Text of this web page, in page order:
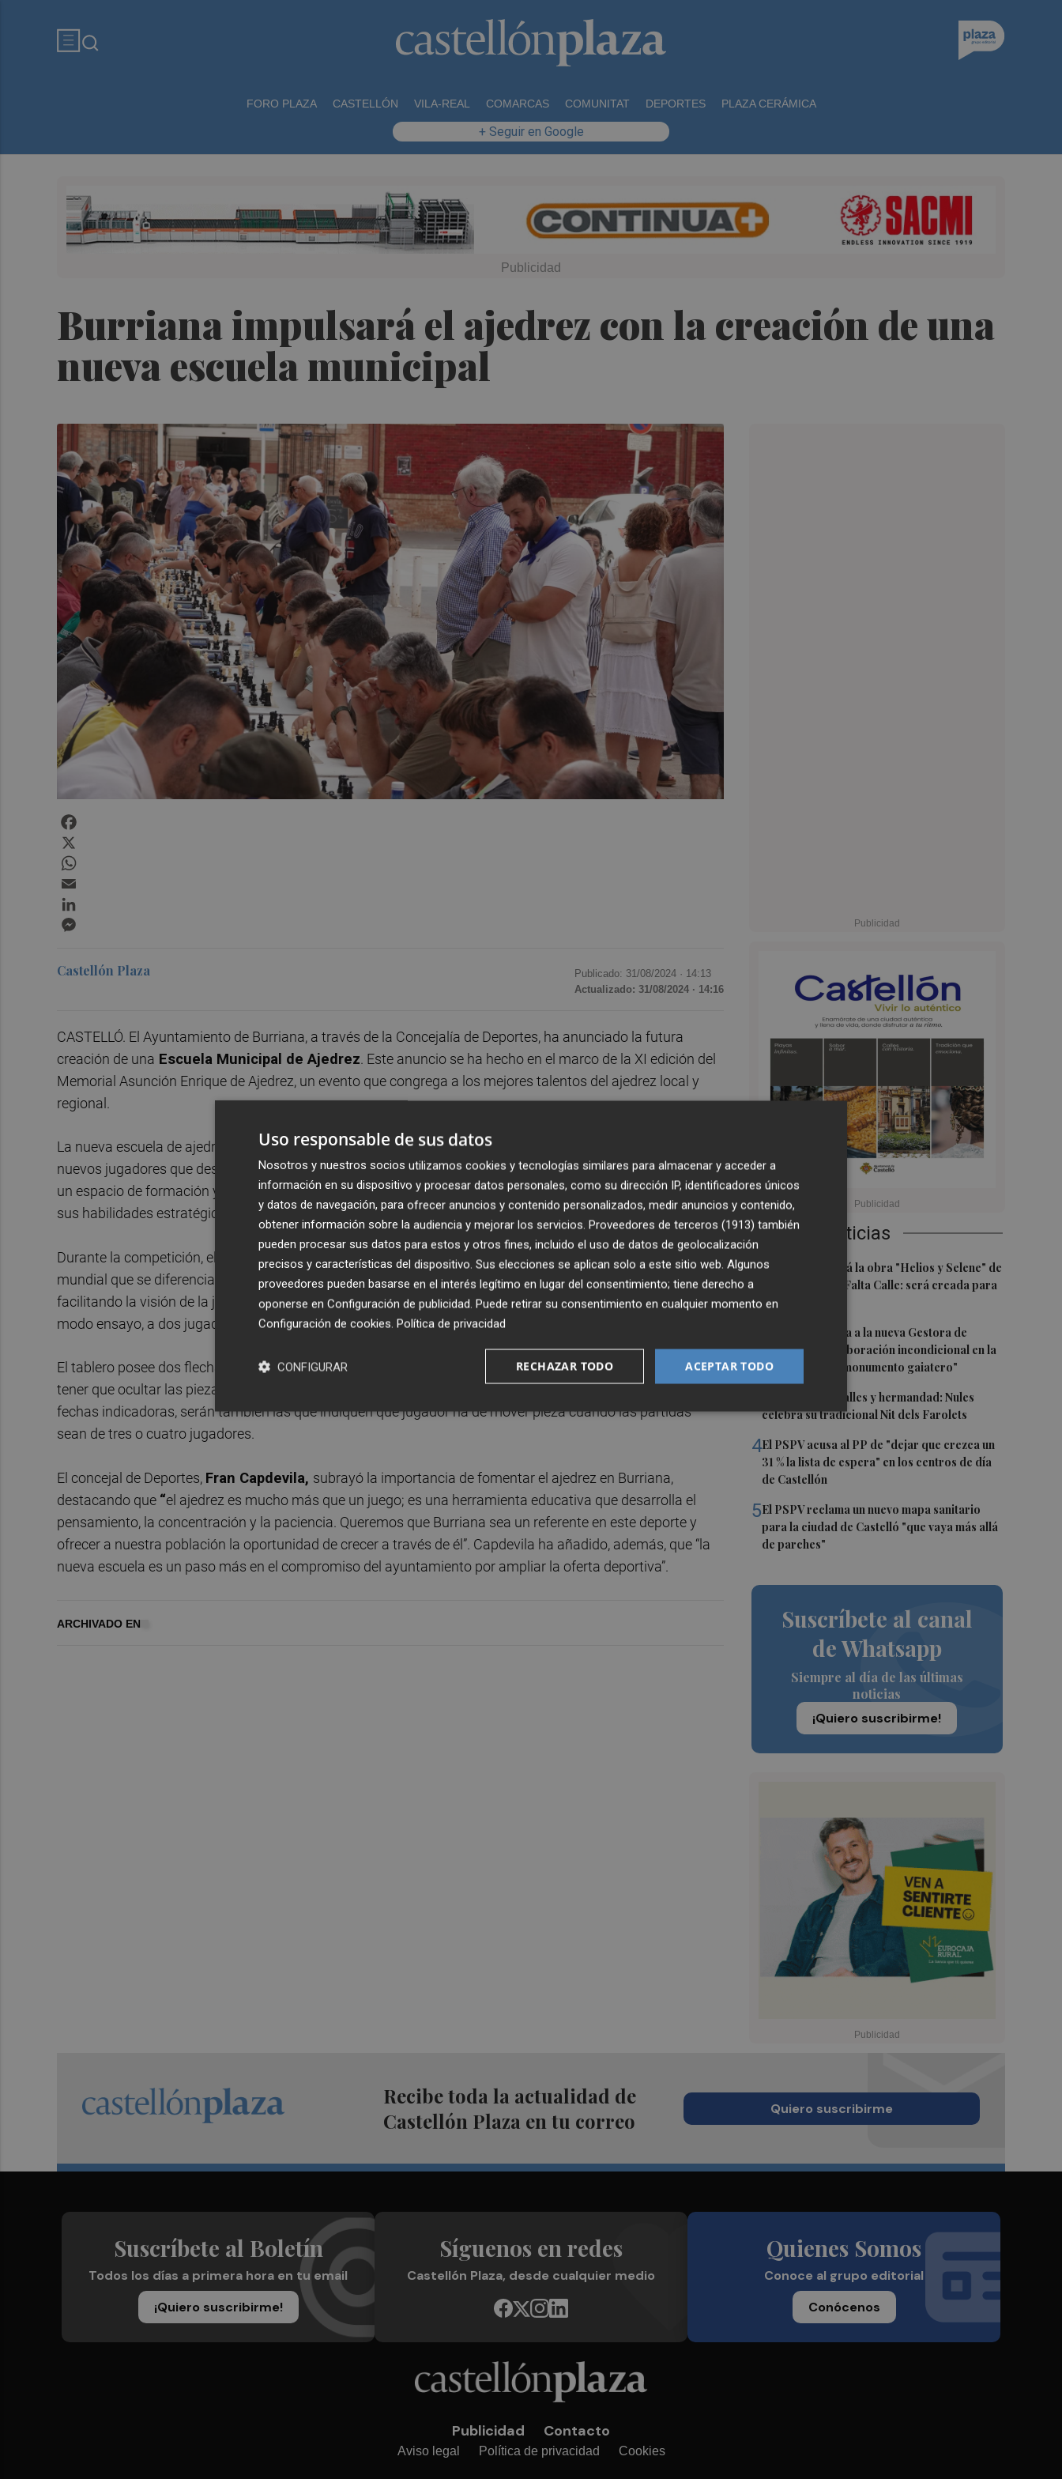
FORO PLAZA CASTELLÓN VILA-REAL COMARCAS COMUNITAT DEPORTES PLAZA CERÁMICA
+ Seguir en Google
Burriana impulsará el ajedrez con la creación de una
nueva escuela municipal
Últimas Noticias
1Castelló acogerá la obra "Helios y Selene" de
la compañía Te Falta Calle: será creada para
el eclipse
Castelló traslada a la nueva Gestora de
Gaiates su "colaboración incondicional en la
promoción del monumento gaiatero"
Talleres, pasacalles y hermandad: Nules
celebra su tradicional Nit dels Farolets
4El PSPV acusa al PP de "dejar que crezca un
31 % la lista de espera" en los centros de día
de Castellón
5El PSPV reclama un nuevo mapa sanitario
para la ciudad de Castelló "que vaya más allá
de parches"
Suscríbete al canal
de Whatsapp
Siempre al día de las últimas
noticias
¡Quiero suscribirme!
Castellón Plaza Publicado: 31/08/2024 · 14:13
Actualizado: 31/08/2024 · 14:16
CASTELLÓ. El Ayuntamiento de Burriana, a través de la Concejalía de Deportes, ha anunciado la futura
creación de una Escuela Municipal de Ajedrez. Este anuncio se ha hecho en el marco de la XI edición del
Memorial Asunción Enrique de Ajedrez, un evento que congrega a los mejores talentos del ajedrez local y
regional.
La nueva escuela de ajedrez tiene como objetivo no solo potenciar el talento local, sino también atraer a
nuevos jugadores que deseen adentrarse en el mundo de este deporte milenario. La escuela se convertirá en
un espacio de formación y desarrollo, donde jugadores de todas las edades podrán aprender y perfeccionar
sus habilidades estratégicas.
Durante la competición, el vecino Sebastián Torres ha presentado un tablero de ajedrez novedoso a nivel
mundial que se diferencia de un tablero estándar, por varios motivos. Es un ajedrez que permite girar 360°,
facilitando la visión de la jugada antes de realizar el siguiente movimiento. Permite jugar a un jugador en
modo ensayo, a dos jugadores en modo tradicional y también permite jugar a tres o cuatro jugadores.
El tablero posee dos flechas indicadoras, que unido al giro de 360° permite realizar el inicio de la partida sin
tener que ocultar las piezas en la mano, facilitando una salida a la vista de todos. Así como las mismas
fechas indicadoras, serán también las que indiquen que jugador ha de mover pieza cuando las partidas
sean de tres o cuatro jugadores.
El concejal de Deportes, Fran Capdevila, subrayó la importancia de fomentar el ajedrez en Burriana,
destacando que “el ajedrez es mucho más que un juego; es una herramienta educativa que desarrolla el
pensamiento, la concentración y la paciencia. Queremos que Burriana sea un referente en este deporte y
ofrecer a nuestra población la oportunidad de crecer a través de él”. Capdevila ha añadido, además, que “la
nueva escuela es un paso más en el compromiso del ayuntamiento por ampliar la oferta deportiva”.
ARCHIVADO EN
Recibe toda la actualidad de
Castellón Plaza en tu correo
Quiero suscribirme
Suscríbete al Boletín
Todos los días a primera hora en tu email
¡Quiero suscribirme!
Síguenos en redes
Castellón Plaza, desde cualquier medio
Quienes Somos
Conoce al grupo editorial
Conócenos
Publicidad Contacto
Aviso legal Política de privacidad Cookies
Uso responsable de sus datos
Nosotros y nuestros socios utilizamos cookies y tecnologías similares para almacenar y acceder a
información en su dispositivo y procesar datos personales, como su dirección IP, identificadores únicos
y datos de navegación, para ofrecer anuncios y contenido personalizados, medir anuncios y contenido,
obtener información sobre la audiencia y mejorar los servicios. Proveedores de terceros (1913) también
pueden procesar sus datos para estos y otros fines, incluido el uso de datos de geolocalización
precisos y características del dispositivo. Sus elecciones se aplican solo a este sitio web. Algunos
proveedores pueden basarse en el interés legítimo en lugar del consentimiento; tiene derecho a
oponerse en Configuración de publicidad. Puede retirar su consentimiento en cualquier momento en
Configuración de cookies. Política de privacidad
ACEPTAR TODO
RECHAZAR TODO
CONFIGURAR